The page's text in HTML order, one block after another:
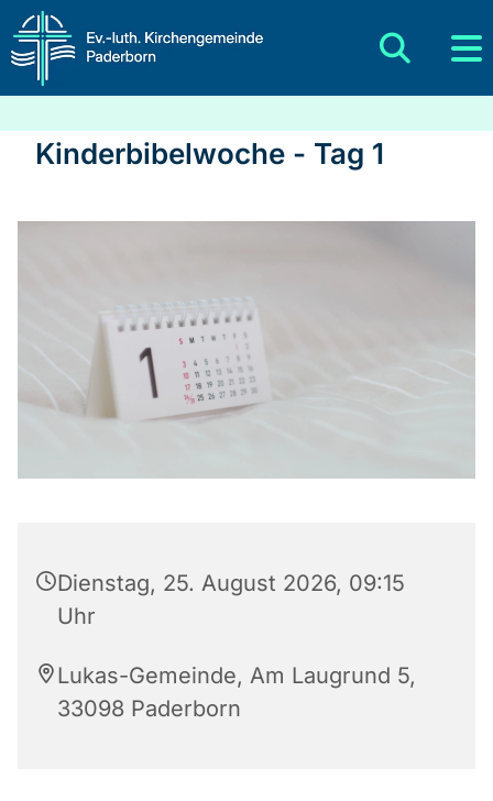
Kinderbibelwoche - Tag 1
Dienstag, 25. August 2026, 09:15
Uhr
Lukas-Gemeinde, Am Laugrund 5,
33098 Paderborn